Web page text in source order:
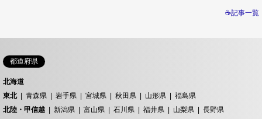
☕記事一覧
都道府県
北海道
東北
青森県 岩手県 宮城県 秋田県 山形県
福島県
北陸・甲信越
新潟県 富山県 石川県 福井県 山梨県
長野県